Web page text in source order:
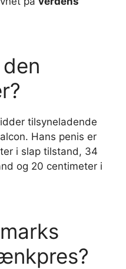
tilsyneladende
Hans penis er
i slap tilstand, 34
og 20 centimeter i